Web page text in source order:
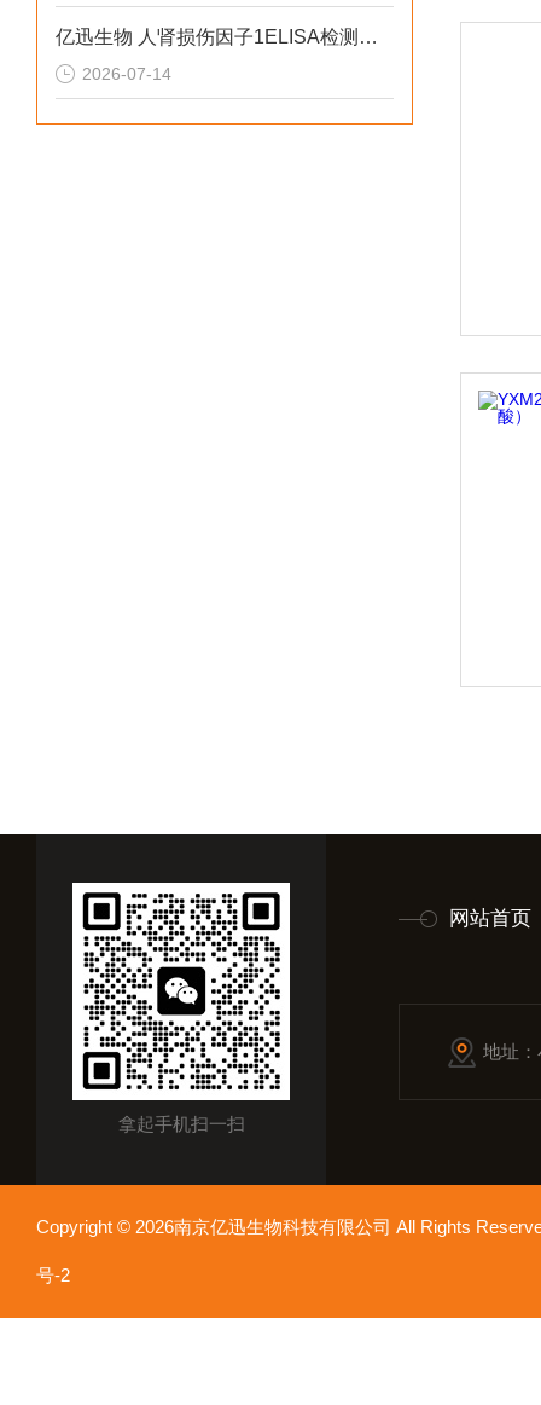
亿迅生物 人肾损伤因子1ELISA检测试剂盒应该如何保存？
2026-07-14
拿起手机扫一扫
网站首页
地址
Copyright © 2026南京亿迅生物科技有限公司 All Rights
号-2